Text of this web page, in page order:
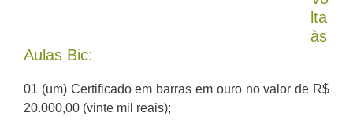
lta
às
Aulas Bic:
01 (um) Certificado em barras em ouro no valor de R$
20.000,00 (vinte mil reais);